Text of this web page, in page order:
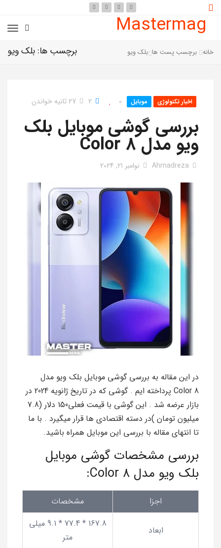
Mastermag
برچسب ها: بلک ویو خانه برچسب پست ها بلک ویو
اخبار تکنولوژی موبایل 0
2 27 ثانیه خواندن
بررسی گوشی موبایل بلک
ویو مدل Color 8
Ahmadreza نوامبر 21, 2024
در این مقاله به بررسی گوشی موبایل بلک ویو مدل
Color 8 پرداخته ایم . گوشی که در تاریخ ژانویه 2024 در
بازار عرضه شد . این گوشی با قیمت فعلی150 دلار (7.8
میلیون تومان )در دسته اقتصادی ها قرار میگیرد . با ما
تا انتهای مقاله با بررسی این موبایل همراه باشید.
بررسی مشخصات گوشی موبایل
بلک ویو مدل Color 8:
اجزا مشخصات
ابعاد
167.8 * 77.4 * 9.1 میلی
متر